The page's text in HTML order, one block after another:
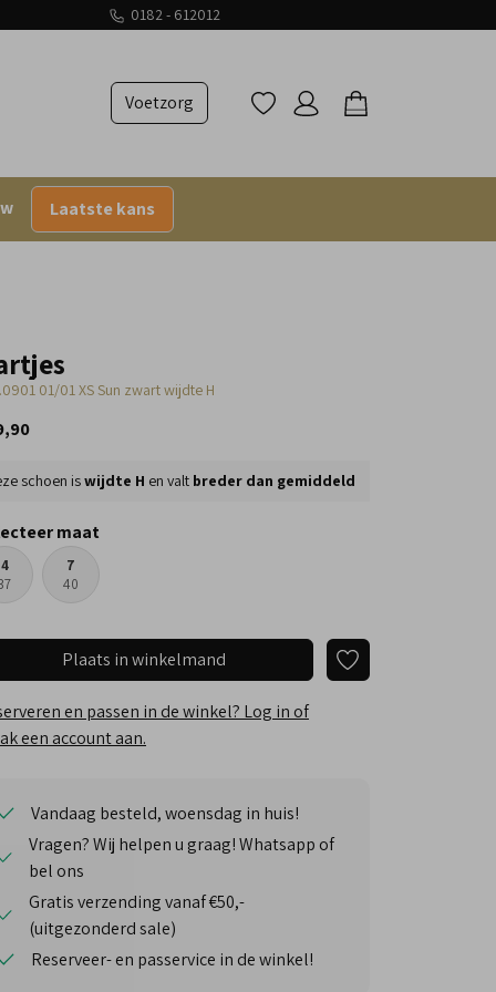
0182 - 612012
Voetzorg
Laatste kans
01/01 XS Sun zwart wijdte H
schoen iswijdte H en valt breder dan gemiddeld
maat
4
7
40
Plaats in winkelmand
en passen in de winkel? Log in of
een account aan.
Vandaag besteld, woensdag in huis!
Vragen? Wij helpen u graag! Whatsapp of
bel ons
Gratis verzending vanaf €50,-
(uitgezonderd sale)
Reserveer- en passervice in de winkel!